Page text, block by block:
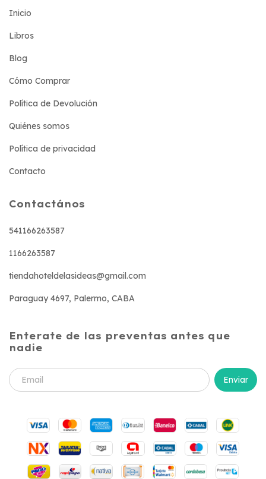
Inicio
Libros
Blog
Cómo Comprar
Política de Devolución
Quiénes somos
Política de privacidad
Contacto
Contactános
541166263587
1166263587
tiendahoteldelasideas@gmail.com
Paraguay 4697, Palermo, CABA
Enterate de las preventas antes que
nadie